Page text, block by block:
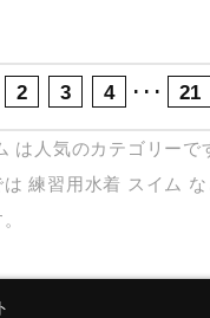
2 3 4 ･･･ 21
は人気のカテゴリーで
は練習用水着 スイム